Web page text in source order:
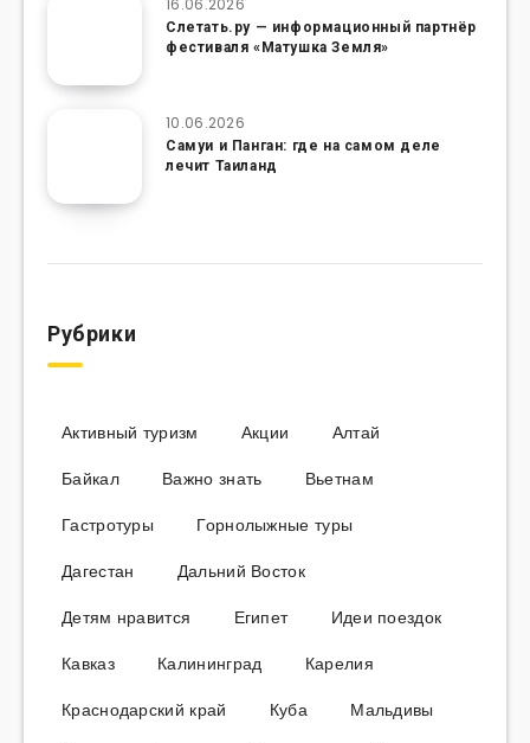
16.06.2026
Слетать.ру — информационный партнёр
фестиваля «Матушка Земля»
10.06.2026
Самуи и Панган: где на самом деле
лечит Таиланд
Рубрики
Активный туризм Акции
Алтай
Байкал
Важно знать
Вьетнам
Гастротуры
Горнолыжные туры
Дагестан
Дальний Восток
Детям нравится
Египет
Идеи поездок
Кавказ
Калининград
Карелия
Краснодарский край
Куба
Мальдивы